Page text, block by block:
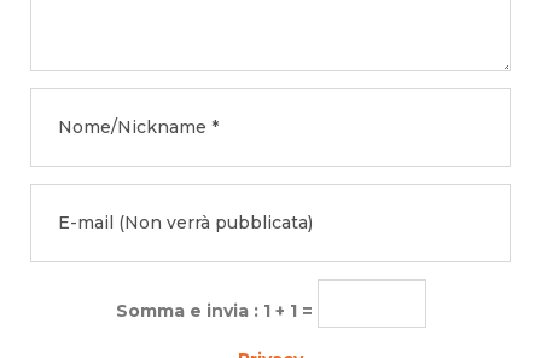
Somma e invia : 1 + 1 =